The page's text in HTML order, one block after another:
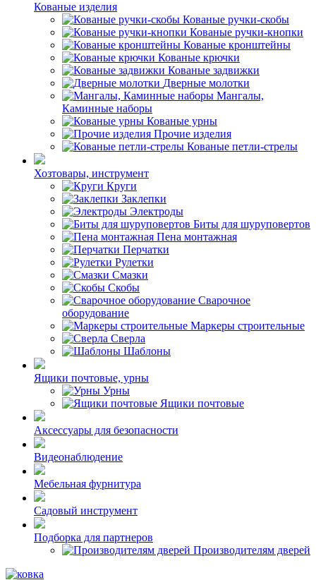
Кованые изделия
Кованые ручки-скобы
Кованые ручки-кнопки
Кованые кронштейны
Кованые крючки
Кованые задвижки
Дверные молотки
Мангалы,
Каминные наборы
Кованые урны
Прочие изделия
Кованые петли-стрелы
Хозтовары, инструмент
Круги
Заклепки
Электроды
Биты для шуруповертов
Пена монтажная
Перчатки
Рулетки
Смазки
Скобы
Сварочное
оборудование
Маркеры строительные
Сверла
Шаблоны
Ящики почтовые, урны
Урны
Ящики почтовые
Аксессуары для безопасности
Видеонаблюдение
Мебельная фурнитура
Садовый инструмент
Подборка для партнеров
Производителям дверей